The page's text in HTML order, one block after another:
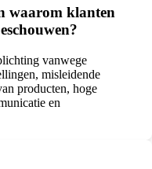
waarom klanten
vanwege
misleidende
producten, hoge
en